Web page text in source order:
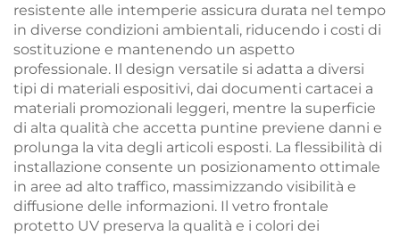
resistente alle intemperie assicura durata nel tempo
in diverse condizioni ambientali, riducendo i costi di
sostituzione e mantenendo un aspetto
professionale. Il design versatile si adatta a diversi
tipi di materiali espositivi, dai documenti cartacei a
materiali promozionali leggeri, mentre la superficie
di alta qualità che accetta puntine previene danni e
prolunga la vita degli articoli esposti. La flessibilità di
installazione consente un posizionamento ottimale
in aree ad alto traffico, massimizzando visibilità e
diffusione delle informazioni. Il vetro frontale
protetto UV preserva la qualità e i colori dei